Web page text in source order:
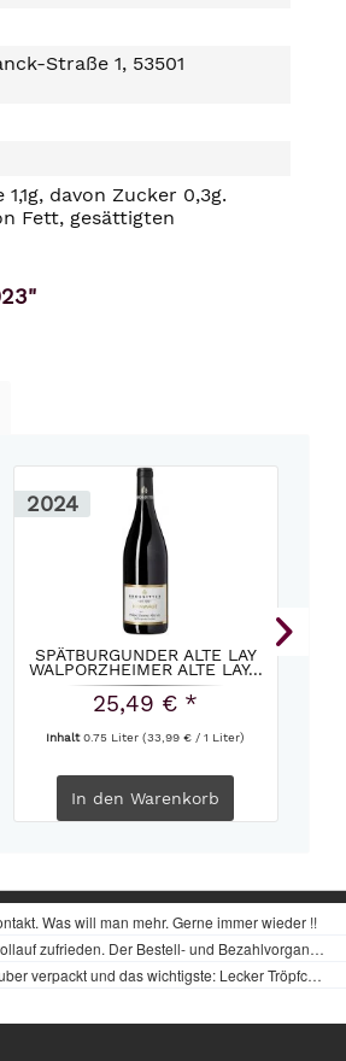
Straße 1, 53501
davon Zucker 0,3g.
Fett, gesättigten
2024
SPÄTBURGUNDER ALTE LAY
WALPORZHEIMER ALTE LAY...
25,49 € *
Inhalt0.75 Liter(33,99 € / 1 Liter)
In den Warenkorb